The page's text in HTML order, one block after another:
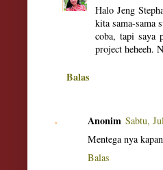
Halo Jeng
kita sama-sama
coba, tapi saya
project heheeh.
Balas
Anonim Sabtu,
Mentega nya
Balas